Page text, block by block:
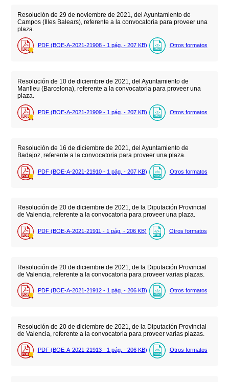
Resolución de 29 de noviembre de 2021, del Ayuntamiento de
Campos (Illes Balears), referente a la convocatoria para proveer una
plaza.
PDF (BOE-A-2021-21908 - 1 pág. - 207 KB) Otros formatos
Resolución de 10 de diciembre de 2021, del Ayuntamiento de
Manlleu (Barcelona), referente a la convocatoria para proveer una
plaza.
PDF (BOE-A-2021-21909 - 1 pág. - 207 KB) Otros formatos
Resolución de 16 de diciembre de 2021, del Ayuntamiento de
Badajoz, referente a la convocatoria para proveer una plaza.
PDF (BOE-A-2021-21910 - 1 pág. - 207 KB) Otros formatos
Resolución de 20 de diciembre de 2021, de la Diputación Provincial
de Valencia, referente a la convocatoria para proveer una plaza.
PDF (BOE-A-2021-21911 - 1 pág. - 206 KB) Otros formatos
Resolución de 20 de diciembre de 2021, de la Diputación Provincial
de Valencia, referente a la convocatoria para proveer varias plazas.
PDF (BOE-A-2021-21912 - 1 pág. - 206 KB) Otros formatos
Resolución de 20 de diciembre de 2021, de la Diputación Provincial
de Valencia, referente a la convocatoria para proveer varias plazas.
PDF (BOE-A-2021-21913 - 1 pág. - 206 KB) Otros formatos